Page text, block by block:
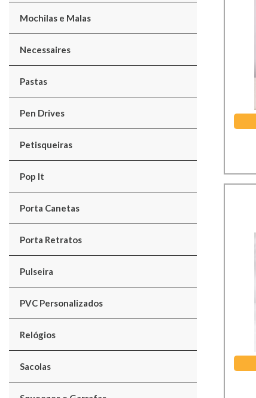
Mochilas e Malas
Necessaires
Pastas
Pen Drives
Petisqueiras
Pop It
Porta Canetas
Porta Retratos
Pulseira
PVC Personalizados
Relógios
Sacolas